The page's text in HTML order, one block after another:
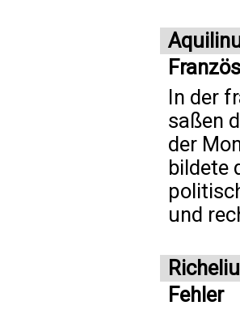
In der
saßen
der
bildete
und
Fehler